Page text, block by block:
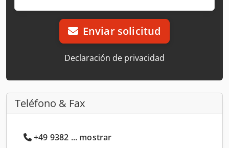
Enviar solicitud
Declaración de privacidad
Teléfono & Fax
+49 9382 ... mostrar